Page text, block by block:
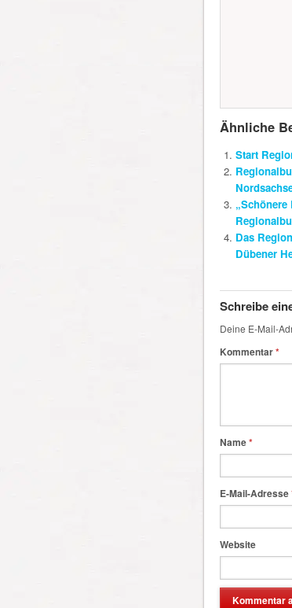
Ähnliche
Start
Das
Dübener
Schreibe
Deine E-Mail-
Kommentar*
Name*
E-Mail-Adresse
Website